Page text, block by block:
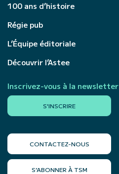
100 ans d’histoire
Régie pub
L’Équipe éditoriale
Découvrir l’Astee
Inscrivez-vous à la newsletter
S'INSCRIRE
CONTACTEZ-NOUS
S’ABONNER À TSM